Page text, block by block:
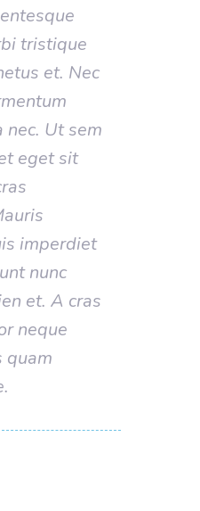
tristique
et. Nec
nec. Ut sem
eget sit
imperdiet
nunc
et. A cras
neque
quam